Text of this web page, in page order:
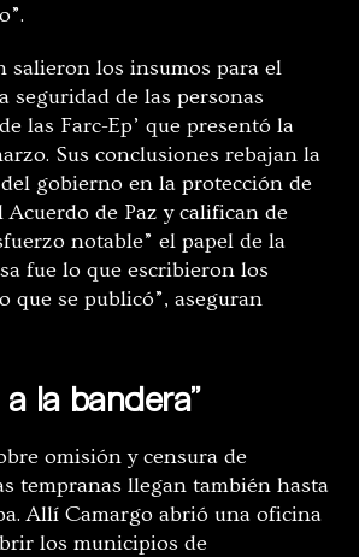
salieron los insumos para el
seguridad de las personas
las Farc-Ep’ que presentó la
Sus conclusiones rebajan la
gobierno en la protección de
de Paz y califican de
notable” el papel de la
fue lo que escribieron los
que se publicó”, aseguran
la bandera”
omisión y censura de
tempranas llegan también hasta
Allí Camargo abrió una oficina
los municipios de